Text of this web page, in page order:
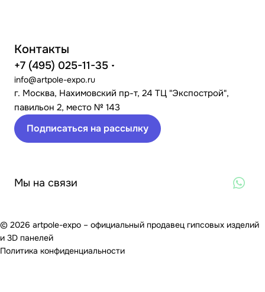
Контакты
+7 (495) 025-11-35
info@artpole-expo.ru
г. Москва, Нахимовский пр-т, 24 ТЦ "Экспострой",
павильон 2, место № 143
Подписаться на рассылку
Мы на связи
© 2026 artpole-expo – официальный продавец гипсовых изделий
и 3D панелей
Политика конфиденциальности